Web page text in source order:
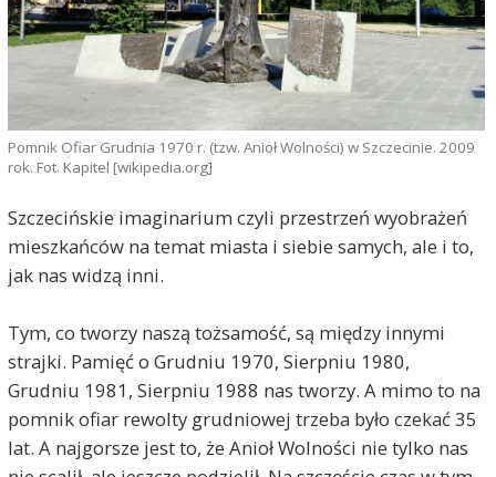
Pomnik Ofiar Grudnia 1970 r. (tzw. Anioł Wolności) w Szczecinie. 2009
rok. Fot. Kapitel [wikipedia.org]
Szczecińskie imaginarium czyli przestrzeń wyobrażeń
mieszkańców na temat miasta i siebie samych, ale i to,
jak nas widzą inni.
Tym, co tworzy naszą tożsamość, są między innymi
strajki. Pamięć o Grudniu 1970, Sierpniu 1980,
Grudniu 1981, Sierpniu 1988 nas tworzy. A mimo to na
pomnik ofiar rewolty grudniowej trzeba było czekać 35
lat. A najgorsze jest to, że Anioł Wolności nie tylko nas